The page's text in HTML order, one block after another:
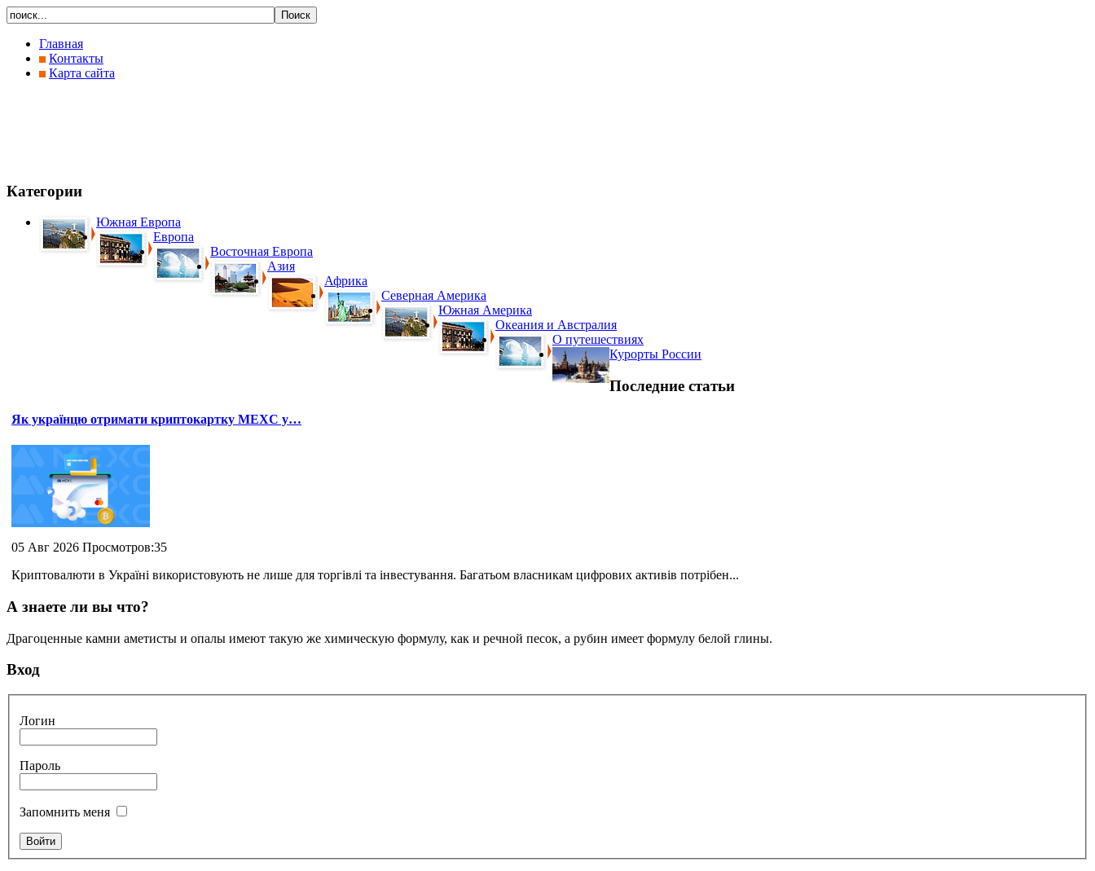
Главная
Контакты
Карта сайта
Категории
Южная Европа
Европа
Восточная Европа
Азия
Африка
Северная Америка
Южная Америка
Океания и Австралия
О путешествиях
Курорты России
Последние статьи
Як українцю отримати криптокартку MEXC у…
05 Авг 2026 Просмотров:35
Криптовалюти в Україні використовують не лише для торгівлі та інвестування. Багатьом власникам цифрових активів потрібен...
А знаете ли вы что?
Драгоценные камни аметисты и опалы имеют такую же химическую формулу, как и речной песок, а рубин имеет формулу белой глины.
Вход
Логин
Пароль
Запомнить меня